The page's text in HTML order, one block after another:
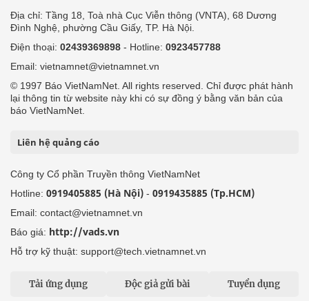
Địa chỉ: Tầng 18, Toà nhà Cục Viễn thông (VNTA), 68 Dương
Đình Nghệ, phường Cầu Giấy, TP. Hà Nội.
Điện thoại: 02439369898 - Hotline: 0923457788
Email: vietnamnet@vietnamnet.vn
© 1997 Báo VietNamNet. All rights reserved. Chỉ được phát hành
lại thông tin từ website này khi có sự đồng ý bằng văn bản của
báo VietNamNet.
Liên hệ quảng cáo
Công ty Cổ phần Truyền thông VietNamNet
Hotline: 0919405885 (Hà Nội) - 0919435885 (Tp.HCM)
Email: contact@vietnamnet.vn
Báo giá: http://vads.vn
Hỗ trợ kỹ thuật: support@tech.vietnamnet.vn
Tải ứng dụng Độc giả gửi bài Tuyển dụng